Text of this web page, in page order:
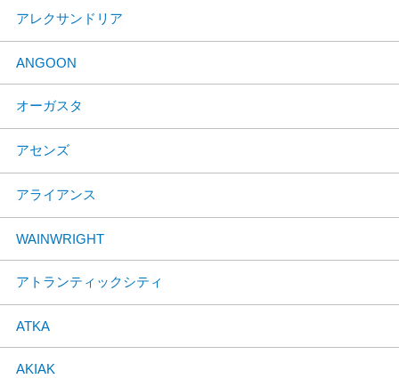
アレクサンドリア
ANGOON
オーガスタ
アセンズ
アライアンス
WAINWRIGHT
アトランティックシティ
ATKA
AKIAK